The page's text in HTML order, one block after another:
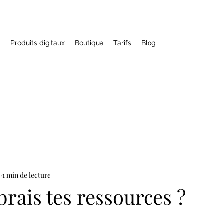
Produits digitaux Boutique Tarifs Blog
tes ressources ?
1 min de lecture